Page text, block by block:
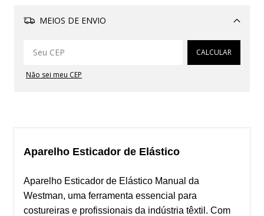
MEIOS DE ENVIO
Alterar CEP
CALCULAR
Não sei meu CEP
Aparelho Esticador de Elástico
Aparelho Esticador de Elástico Manual da
Westman, uma ferramenta essencial para
costureiras e profissionais da indústria têxtil. Com